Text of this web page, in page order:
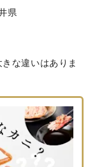
県
な違いはありま